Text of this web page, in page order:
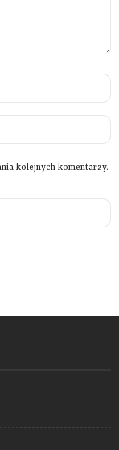
kolejnych komentarzy.